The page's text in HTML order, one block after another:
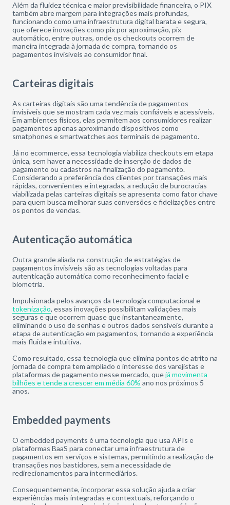
Além da fluidez técnica e maior previsibilidade financeira, o PIX
também abre margem para integrações mais profundas,
funcionando como uma infraestrutura digital barata e segura,
que oferece inovações como pix por aproximação, pix
automático, entre outras, onde os checkouts ocorrem de
maneira integrada à jornada de compra, tornando os
pagamentos invisíveis ao consumidor final.
Carteiras digitais
As carteiras digitais são uma tendência de pagamentos
invisíveis que se mostram cada vez mais confiáveis e acessíveis.
Em ambientes físicos, elas permitem aos consumidores realizar
pagamentos apenas aproximando dispositivos como
smatphones e smartwatches aos terminais de pagamento.
Já no ecommerce, essa tecnologia viabiliza checkouts em etapa
única, sem haver a necessidade de inserção de dados de
pagamento ou cadastros na finalização do pagamento.
Considerando a preferência dos clientes por transações mais
rápidas, convenientes e integradas, a redução de burocracias
viabilizada pelas carteiras digitais se apresenta como fator chave
para quem busca melhorar suas conversões e fidelizações entre
os pontos de vendas.
Autenticação automática
Outra grande aliada na construção de estratégias de
pagamentos invisíveis são as tecnologias voltadas para
autenticação automática como reconhecimento facial e
biometria.
Impulsionada pelos avanços da tecnologia computacional e
tokenização, essas inovações possibilitam validações mais
seguras e que ocorrem quase que instantaneamente,
eliminando o uso de senhas e outros dados sensíveis durante a
etapa de autenticação em pagamentos, tornando a experiência
mais fluida e intuitiva.
Como resultado, essa tecnologia que elimina pontos de atrito na
jornada de compra tem ampliado o interesse dos varejistas e
plataformas de pagamento nesse mercado, quejá movimenta
bilhões e tende a crescer em média 60% ano nos próximos 5
anos.
Embedded payments
O embedded payments é uma tecnologia que usa APIs e
plataformas BaaS para conectar uma infraestrutura de
pagamentos em serviços e sistemas, permitindo a realização de
transações nos bastidores, sem a necessidade de
redirecionamentos para intermediários.
Consequentemente, incorporar essa solução ajuda a criar
experiências mais integradas e contextuais, reforçando o